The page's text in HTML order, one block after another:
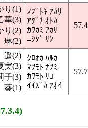
り(1)
華(3)
り(2)
(2)
ﾉﾌﾞﾄｷ ｱｶﾘ
ｱﾀﾞﾁ ｵﾄｶ
ｶﾜｶﾐ ｱｶﾘ
ﾆｼﾀﾞ ﾘﾝ
(2)
実(3)
子(3)
(1)
ｸﾛｵｶ ﾊﾙｶ
ﾏﾂﾓﾄ ﾅﾂﾐ
ｶﾜﾓﾄ ﾘｺ
ｲｲｽﾞｶ ｱｵｲ